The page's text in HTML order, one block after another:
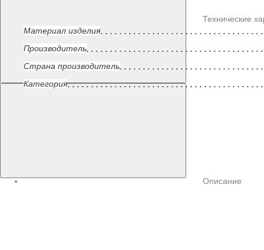
Технические
Материал изделия
Производитель
Страна производитель
Категория
Описание